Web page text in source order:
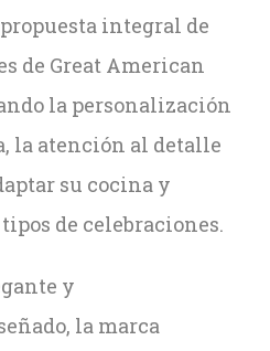
integral de
de Great American
la personalización
la atención al detalle
su cocina y
de celebraciones.
y
la marca